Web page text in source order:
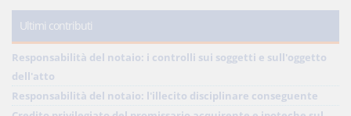
Ultimi contributi
Responsabilità del notaio: i controlli sui soggetti e sull'oggetto
dell'atto
Responsabilità del notaio: l'illecito disciplinare conseguente